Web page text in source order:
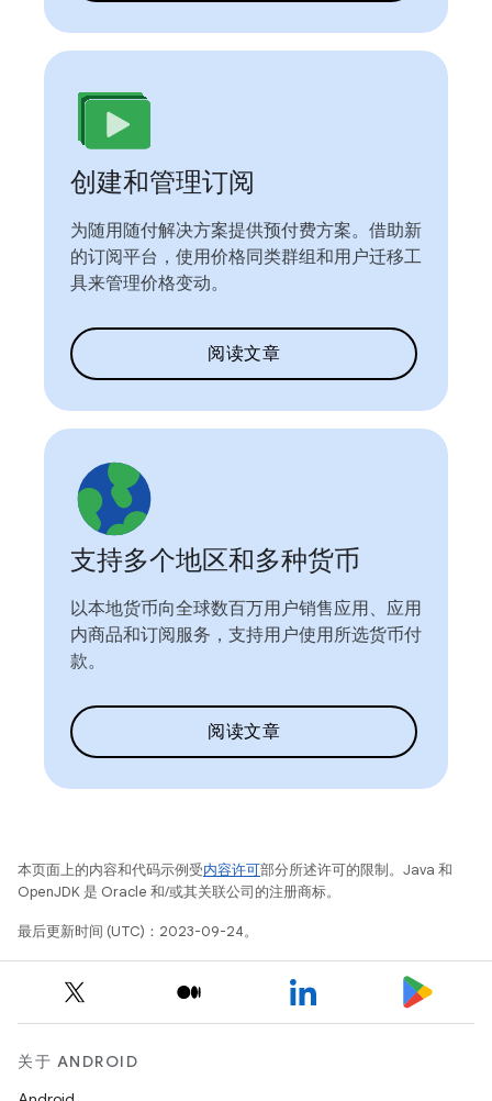
创建和管理订阅
为随用随付解决方案提供预付费方案。借助新
的订阅平台，使用价格同类群组和用户迁移工
具来管理价格变动。
阅读文章
支持多个地区和多种货币
以本地货币向全球数百万用户销售应用、应用
内商品和订阅服务，支持用户使用所选货币付
款。
阅读文章
本页面上的内容和代码示例受内容许可部分所述许可的限制。Java 和
OpenJDK 是 Oracle 和/或其关联公司的注册商标。
最后更新时间 (UTC)：2023-09-24。
关于 ANDROID